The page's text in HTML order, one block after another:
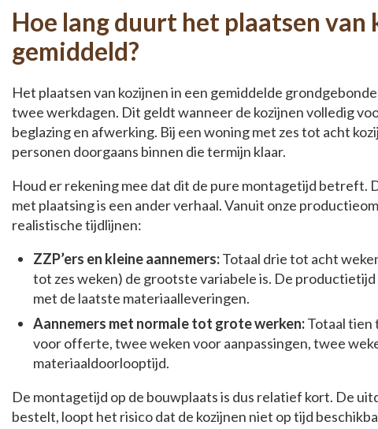
Hoe lang duurt het plaatsen
gemiddeld?
Het plaatsen van kozijnen in een gemiddelde
twee werkdagen. Dit geldt wanneer de kozijnen volledig
beglazing en afwerking. Bij een woning met zes tot acht
personen doorgaans binnen die termijn klaar.
Houd er rekening mee dat dit de pure montagetijd betreft.
met plaatsing is een ander verhaal. Vanuit onze
realistische tijdlijnen:
ZZP’ers en kleine aannemers:Totaal drie tot acht
tot zes weken) de grootste variabele is. De
met de laatste materiaalleveringen.
Aannemers met normale tot grote werken:Totaal tien
voor offerte, twee weken voor aanpassingen, twee
materiaaldoorlooptijd.
De montagetijd op de bouwplaats is dus relatief kort. De
bestelt, loopt het risico dat de kozijnen niet op tijd